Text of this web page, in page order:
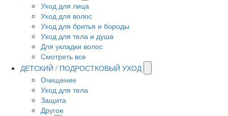
Уход для лица
Уход для волос
Уход для бритья и бороды
Уход для тела и душа
Для укладки волос
Смотреть все
ДЕТСКИЙ / ПОДРОСТКОВЫЙ УХОД
Очищение
Уход для тела
Защита
Другое